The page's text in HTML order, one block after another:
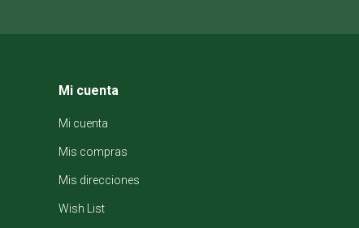
Mi cuenta
Mi cuenta
Mis compras
Mis direcciones
Wish List